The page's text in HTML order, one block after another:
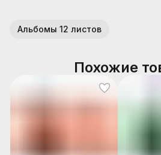
Альбомы 12 листов
Похожие